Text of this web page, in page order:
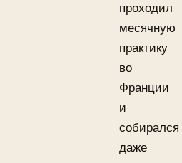
проходил
месячную
практику
во
Франции
и
собирался
даже